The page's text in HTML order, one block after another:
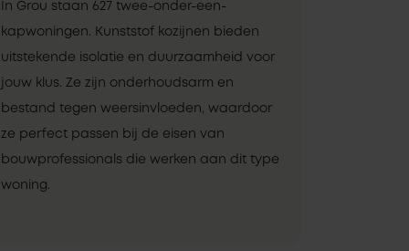
In Grou staan 627 twee-onder-een-
kapwoningen. Kunststof kozijnen bieden
uitstekende isolatie en duurzaamheid voor
jouw klus. Ze zijn onderhoudsarm en
bestand tegen weersinvloeden, waardoor
ze perfect passen bij de eisen van
bouwprofessionals die werken aan dit type
woning.